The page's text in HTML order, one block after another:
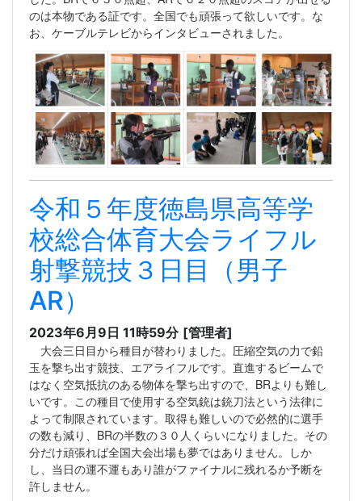
のは本物である証です。全国でも頑張って欲しいです。な
お、ケーブルテレビからインタビューされました。
令和５年度徳島県高等学
校総合体育大会ライフル
射撃競技３日目（男子
AR）
2023年6月9日 11時59分 [管理者]
大会三日目から種目が替わりました。圧縮空気の力で鉛
玉を撃ち出す競技、エアライフルです。直進するビームで
はなく空気抵抗のある物体を撃ち出すので、BRよりも難し
いです。この種目で使用する空気銃は銃刀法という法律に
よって制限されています。取得も難しいので必然的に選手
の数も減り、BRの半数の３０人くらいになりました。その
分だけ頑張れば全国大会出場も夢ではありません。しか
し、当日の運不運もあり誰がファイナルに残れるか予断を
許しません。